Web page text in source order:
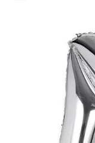
MASA ÖRTÜSÜ
ZARF BANNER
ZARF VARAKLI
KALİGRAFİ
MISIR KUTU